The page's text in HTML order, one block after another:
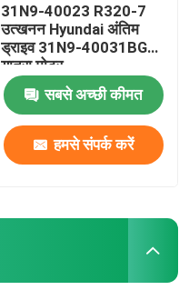
31N9-40023 R320-7
उत्खनन Hyundai अंतिम
ड्राइव 31N9-40031BG
यात्रा मोटर
सबसे अच्छी कीमत
हमसे संपर्क करें